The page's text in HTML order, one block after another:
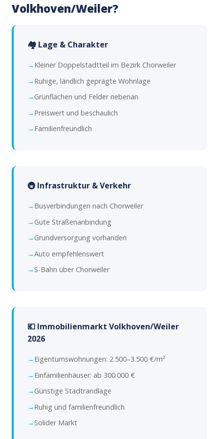
Volkhoven/Weiler?
🏘️ Lage & Charakter
Kleiner Doppelstadtteil im Bezirk Chorweiler
Ruhige, ländlich geprägte Wohnlage
Grünflächen und Felder nebenan
Preiswert und beschaulich
Familienfreundlich
🚇 Infrastruktur & Verkehr
Busverbindungen nach Chorweiler
Gute Straßenanbindung
Grundversorgung vorhanden
Auto empfehlenswert
S-Bahn über Chorweiler
💶 Immobilienmarkt Volkhoven/Weiler
2026
Eigentumswohnungen: 2.500–3.500 €/m²
Einfamilienhäuser: ab 300.000 €
Günstige Stadtrandlage
Ruhig und familienfreundlich
Solider Markt